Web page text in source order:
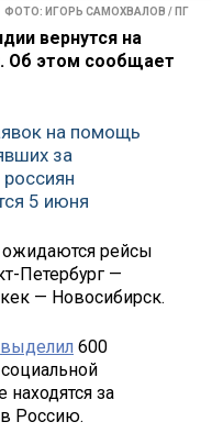
ФОТО: ИГОРЬ САМОХВАЛОВ / ПГ
вернутся на
Об этом сообщает
на помощь
за
россиян
5 июня
ожидаются рейсы
Петербург —
— Новосибирск.
выделил 600
за
в Россию.